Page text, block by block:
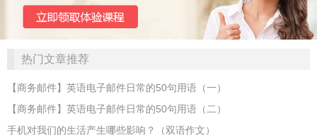
热门文章推荐
【商务邮件】英语电子邮件日常的50句用语（一）
【商务邮件】英语电子邮件日常的50句用语（二）
手机对我们的生活产生哪些影响？（双语作文）